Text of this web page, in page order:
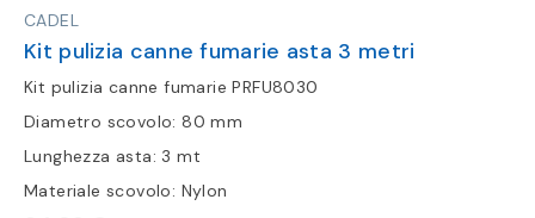
CADEL
Kit pulizia canne fumarie asta 3 metri
Kit pulizia canne fumarie PRFU8030
Diametro scovolo: 80 mm
Lunghezza asta: 3 mt
Materiale scovolo: Nylon